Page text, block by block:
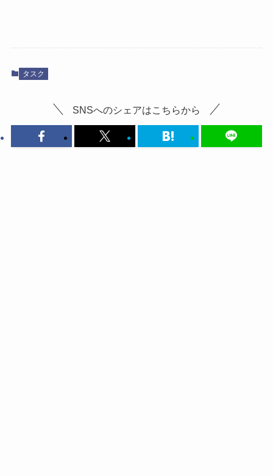
タスク
SNSへのシェアはこちらから